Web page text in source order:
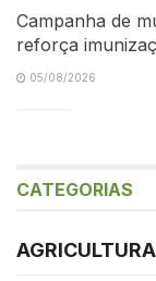
Campanha de
reforça
05/08/2026
CATEGORIAS